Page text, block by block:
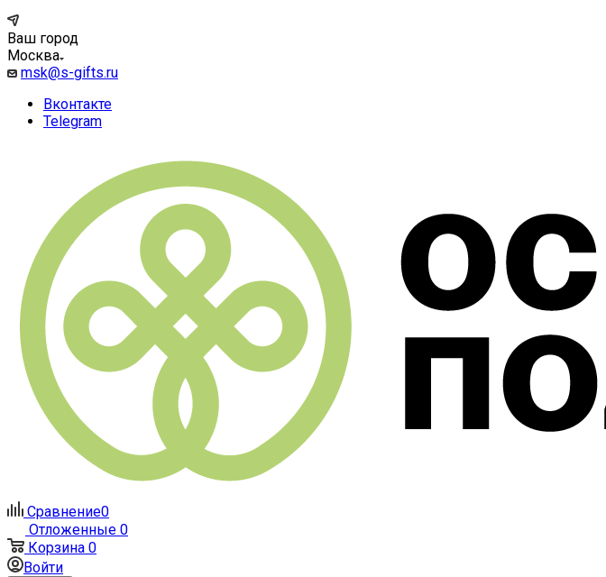
Ваш город
Москва
msk@s-gifts.ru
Вконтакте
Telegram
Сравнение0
Отложенные 0
Корзина 0
Войти